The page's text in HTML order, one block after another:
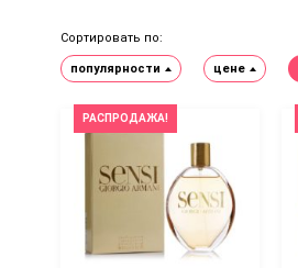
Сортировать по:
популярности цене
РАСПРОДАЖА!